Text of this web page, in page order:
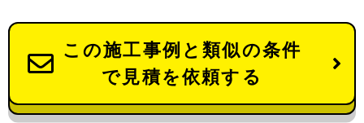
この施工事例と類似の条件
で見積を依頼する